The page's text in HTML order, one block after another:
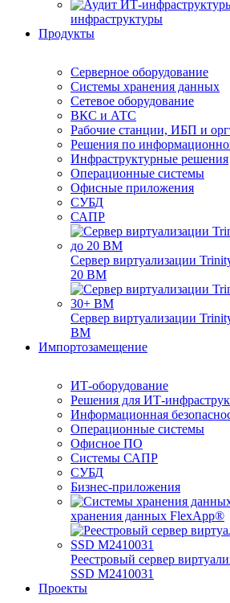
инфраструктуры
Продукты
Серверное оборудование
Системы хранения данных
Сетевое оборудование
ВКС и АТС
Рабочие станции, ИБП и
Решения по
Инфраструктурные решения
Операционные системы
Офисные приложения
СУБД
САПР
Сервер виртуализации
20 ВМ
Сервер виртуализации
ВМ
Импортозамещение
ИТ-оборудование
Решения для ИТ-
Информационная
Операционные системы
Офисное ПО
Системы САПР
СУБД
Бизнес-приложения
хранения данных FlexApp®
Реестровый сервер
SSD М2410031
Проекты